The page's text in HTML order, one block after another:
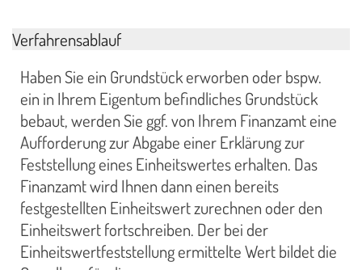
Verfahrensablauf
Haben Sie ein Grundstück erworben oder bspw.
ein in Ihrem Eigentum befindliches Grundstück
bebaut, werden Sie ggf. von Ihrem Finanzamt eine
Aufforderung zur Abgabe einer Erklärung zur
Feststellung eines Einheitswertes erhalten. Das
Finanzamt wird Ihnen dann einen bereits
festgestellten Einheitswert zurechnen oder den
Einheitswert fortschreiben. Der bei der
Einheitswertfeststellung ermittelte Wert bildet die